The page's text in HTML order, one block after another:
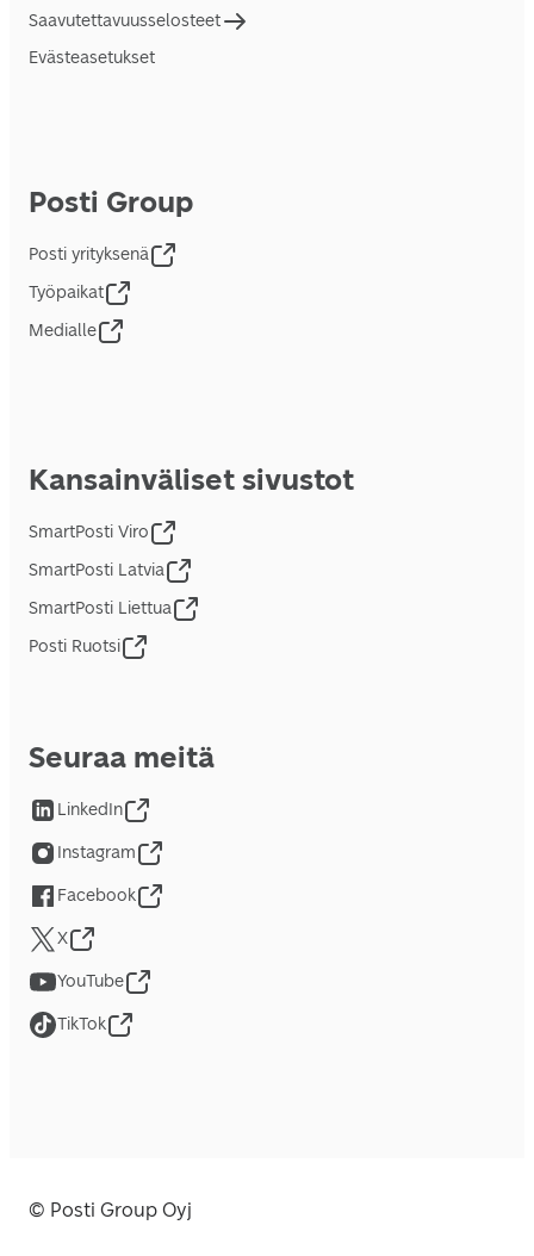
Saavutettavuusselosteet
Evästeasetukset
Posti Group
Posti yrityksenä
Työpaikat
Medialle
Kansainväliset sivustot
SmartPosti Viro
SmartPosti Latvia
SmartPosti Liettua
Posti Ruotsi
Seuraa meitä
LinkedIn
Instagram
Facebook
X
YouTube
TikTok
© Posti Group Oyj